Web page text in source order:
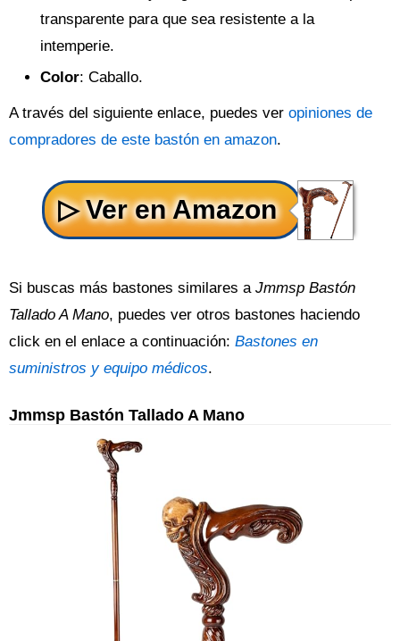
transparente para que sea resistente a la
intemperie.
Color: Caballo.
A través del siguiente enlace, puedes ver opiniones de
compradores de este bastón en amazon.
Si buscas más bastones similares a Jmmsp Bastón
Tallado A Mano, puedes ver otros bastones haciendo
click en el enlace a continuación: Bastones en
suministros y equipo médicos.
Jmmsp Bastón Tallado A Mano